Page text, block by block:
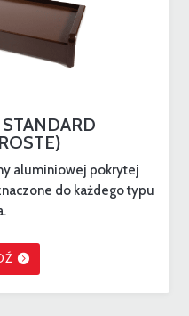
aluminiowej pokrytej
do każdego typu